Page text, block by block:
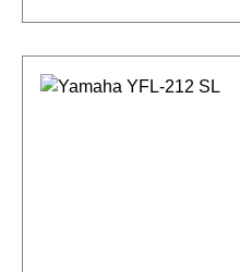
Z-Cut aus Sterling Silber
(925)Korpus: Neusilber